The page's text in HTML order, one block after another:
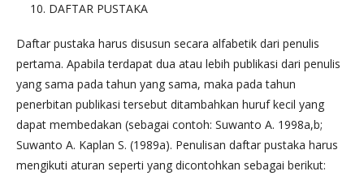
DAFTAR PUSTAKA
Daftar pustaka harus disusun secara alfabetik dari penulis
pertama. Apabila terdapat dua atau lebih publikasi dari penulis
yang sama pada tahun yang sama, maka pada tahun
penerbitan publikasi tersebut ditambahkan huruf kecil yang
dapat membedakan (sebagai contoh: Suwanto A. 1998a,b;
Suwanto A. Kaplan S. (1989a). Penulisan daftar pustaka harus
mengikuti aturan seperti yang dicontohkan sebagai berikut: